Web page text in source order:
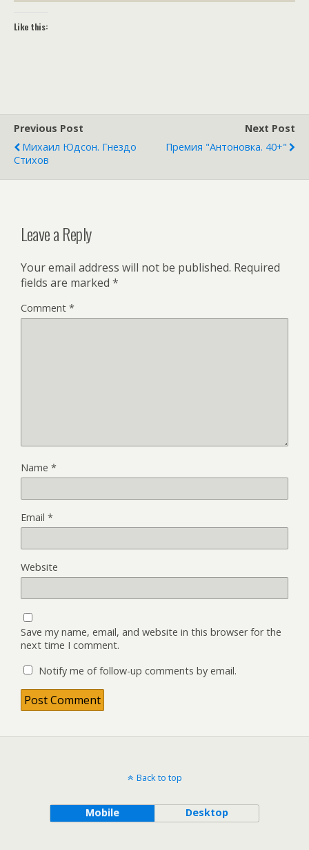
Like this:
Previous Post
Михаил Юдсон. Гнездо
Стихов
Next Post
Премия "Антоновка. 40+"
Leave a Reply
Your email address will not be published. Required
fields are marked *
Comment *
Name *
Email *
Website
Save my name, email, and website in this browser for the
next time I comment.
Notify me of follow-up comments by email.
Back to top
Mobile Desktop